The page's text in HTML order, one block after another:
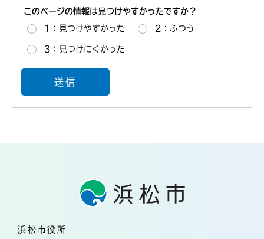
このページの情報は見つけやすかったですか？
1：見つけやすかった 2：ふつう
3：見つけにくかった
浜松市役所